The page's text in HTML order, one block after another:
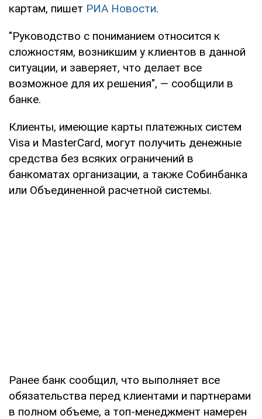
картам, пишет РИА Новости.
"Руководство с пониманием относится к
сложностям, возникшим у клиентов в данной
ситуации, и заверяет, что делает все
возможное для их решения", — сообщили в
банке.
Клиенты, имеющие карты платежных систем
Visa и MasterCard, могут получить денежные
средства без всяких ограничений в
банкоматах организации, а также Собинбанка
или Объединенной расчетной системы.
Ранее банк сообщил, что выполняет все
обязательства перед клиентами и партнерами
в полном объеме, а топ-менеджмент намерен